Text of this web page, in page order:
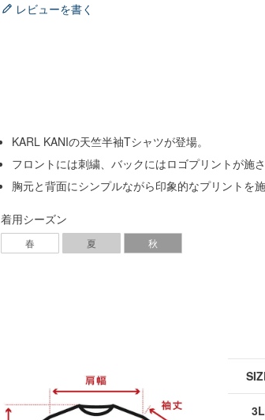
レビューを書く
KARL KANIの天竺半袖Tシャツが登場。
フロントには刺繍、バックにはロゴプリントが施さ
胸元と背面にシンプルながら印象的なプリントを施
着用シーズン
春 夏 秋
3L